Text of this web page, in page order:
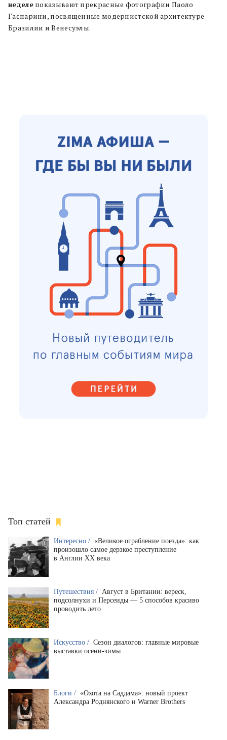
неделепоказывают прекрасные фотографии Паоло
Гаспарини, посвященные модернистской архитектуре
Бразилии и Венесуэлы.
Топ статей
Интересно / «Великое ограбление поезда»: как
произошло самое дерзкое преступление
в Англии XX века
Путешествия / Август в Британии: вереск,
подсолнухи и Персеиды — 5 способов красиво
проводить лето
Искусство / Сезон диалогов: главные мировые
выставки осени-зимы
Блоги / «Охота на Саддама»: новый проект
Александра Роднянского и Warner Brothers